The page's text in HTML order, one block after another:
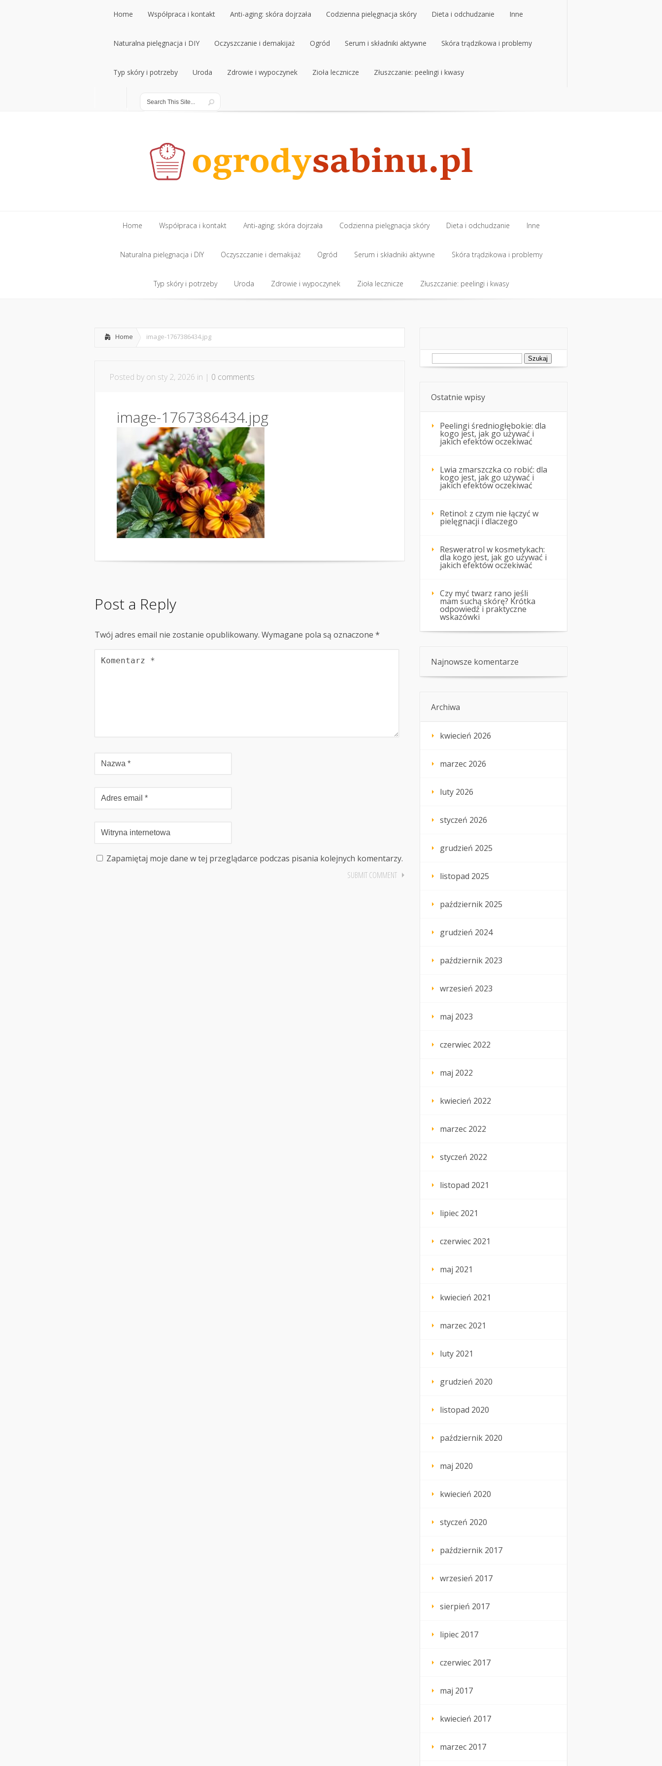
Home Współpraca i kontakt Anti-aging: skóra dojrzała Codzienna pielęgnacja skóry Dieta i odchudzanie Inne
Naturalna pielęgnacja i DIY Oczyszczanie i demakijaż Ogród Serum i składniki aktywne Skóra trądzikowa i problemy
Typ skóry i potrzeby Uroda Zdrowie i wypoczynek Zioła lecznicze Złuszczanie: peelingi i kwasy
Home Współpraca i kontakt Anti-aging: skóra dojrzała Codzienna pielęgnacja skóry Dieta i odchudzanie Inne
Naturalna pielęgnacja i DIY Oczyszczanie i demakijaż Ogród Serum i składniki aktywne Skóra trądzikowa i problemy
Typ skóry i potrzeby Uroda Zdrowie i wypoczynek Zioła lecznicze Złuszczanie: peelingi i kwasy
Home image-1767386434.jpg
Posted by on sty 2, 2026 in | 0 comments
image-1767386434.jpg
Post a Reply
Twój adres email nie zostanie opublikowany. Wymagane pola są oznaczone *
Zapamiętaj moje dane w tej przeglądarce podczas pisania kolejnych komentarzy.
Szukaj:
Ostatnie wpisy
Peelingi średniogłębokie: dla
kogo jest, jak go używać i
jakich efektów oczekiwać
Lwia zmarszczka co robić: dla
kogo jest, jak go używać i
jakich efektów oczekiwać
Retinol: z czym nie łączyć w
pielęgnacji i dlaczego
Resweratrol w kosmetykach:
dla kogo jest, jak go używać i
jakich efektów oczekiwać
Czy myć twarz rano jeśli
mam suchą skórę? Krótka
odpowiedź i praktyczne
wskazówki
Najnowsze komentarze
Archiwa
kwiecień 2026
marzec 2026
luty 2026
styczeń 2026
grudzień 2025
listopad 2025
październik 2025
grudzień 2024
październik 2023
wrzesień 2023
maj 2023
czerwiec 2022
maj 2022
kwiecień 2022
marzec 2022
styczeń 2022
listopad 2021
lipiec 2021
czerwiec 2021
maj 2021
kwiecień 2021
marzec 2021
luty 2021
grudzień 2020
listopad 2020
październik 2020
maj 2020
kwiecień 2020
styczeń 2020
październik 2017
wrzesień 2017
sierpień 2017
lipiec 2017
czerwiec 2017
maj 2017
kwiecień 2017
marzec 2017